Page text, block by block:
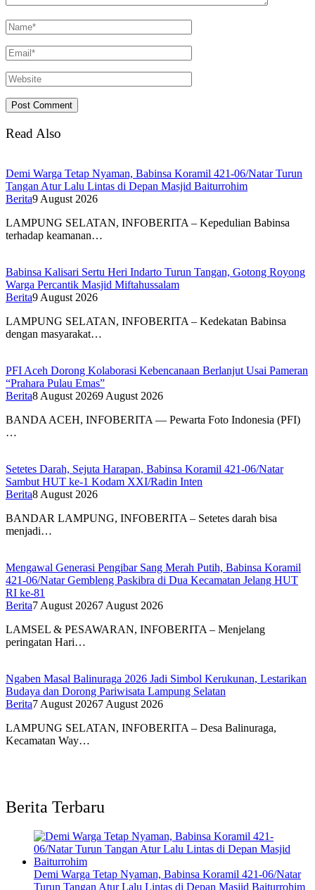
Read Also
Demi Warga Tetap Nyaman, Babinsa Koramil 421-06/Natar Turun
Tangan Atur Lalu Lintas di Depan Masjid Baiturrohim
Berita9 August 2026
LAMPUNG SELATAN, INFOBERITA – Kepedulian Babinsa
terhadap keamanan…
Babinsa Kalisari Sertu Heri Indarto Turun Tangan, Gotong Royong
Warga Percantik Masjid Miftahussalam
Berita9 August 2026
LAMPUNG SELATAN, INFOBERITA – Kedekatan Babinsa
dengan masyarakat…
PFI Aceh Dorong Kolaborasi Kebencanaan Berlanjut Usai Pameran
“Prahara Pulau Emas”
Berita8 August 20269 August 2026
BANDA ACEH, INFOBERITA — Pewarta Foto Indonesia (PFI)
…
Setetes Darah, Sejuta Harapan, Babinsa Koramil 421-06/Natar
Sambut HUT ke-1 Kodam XXI/Radin Inten
Berita8 August 2026
BANDAR LAMPUNG, INFOBERITA – Setetes darah bisa
menjadi…
Mengawal Generasi Pengibar Sang Merah Putih, Babinsa Koramil
421-06/Natar Gembleng Paskibra di Dua Kecamatan Jelang HUT
RI ke-81
Berita7 August 20267 August 2026
LAMSEL & PESAWARAN, INFOBERITA – Menjelang
peringatan Hari…
Ngaben Masal Balinuraga 2026 Jadi Simbol Kerukunan, Lestarikan
Budaya dan Dorong Pariwisata Lampung Selatan
Berita7 August 20267 August 2026
LAMPUNG SELATAN, INFOBERITA – Desa Balinuraga,
Kecamatan Way…
Berita Terbaru
Demi Warga Tetap Nyaman, Babinsa Koramil 421-06/Natar
Turun Tangan Atur Lalu Lintas di Depan Masjid Baiturrohim